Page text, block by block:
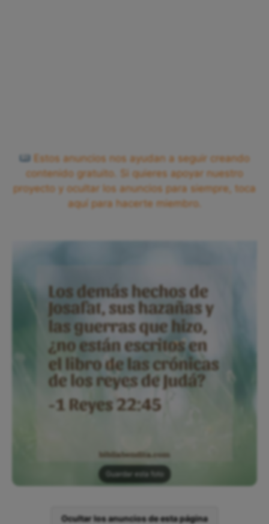
Estos anuncios nos ayudan a seguir creando
contenido gratuito. Si quieres apoyar nuestro
proyecto y ocultar los anuncios para siempre, toca
aquí para hacerte miembro.
Guardar esta foto
Ocultar los anuncios de esta página